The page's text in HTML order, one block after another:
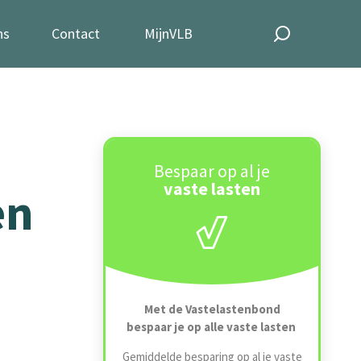
Contact MijnVLB
Bespaar op al je
vaste lasten
Met de Vastelastenbond
bespaar je op alle vaste lasten
Gemiddelde besparing op al je vaste